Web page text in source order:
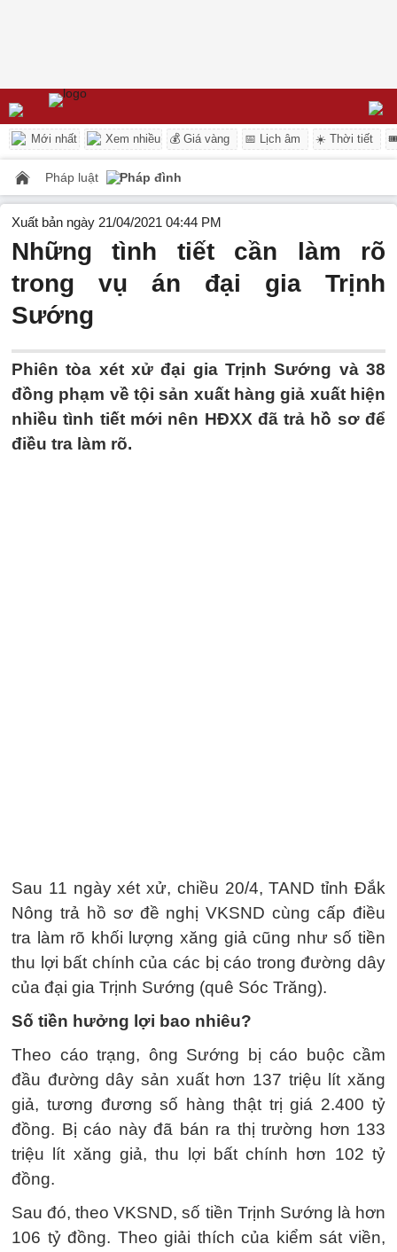
Mới nhất Xem nhiều 💰 Giá vàng 📅 Lịch âm ☀️ Thời tiết
Pháp luật Pháp đình
Xuất bản ngày 21/04/2021 04:44 PM
Những tình tiết cần làm rõ
trong vụ án đại gia Trịnh
Sướng
Phiên tòa xét xử đại gia Trịnh Sướng và 38
đồng phạm về tội sản xuất hàng giả xuất hiện
nhiều tình tiết mới nên HĐXX đã trả hồ sơ để
điều tra làm rõ.
Sau 11 ngày xét xử, chiều 20/4, TAND tỉnh Đắk
Nông trả hồ sơ đề nghị VKSND cùng cấp điều
tra làm rõ khối lượng xăng giả cũng như số tiền
thu lợi bất chính của các bị cáo trong đường dây
của đại gia Trịnh Sướng (quê Sóc Trăng).
Số tiền hưởng lợi bao nhiêu?
Theo cáo trạng, ông Sướng bị cáo buộc cầm
đầu đường dây sản xuất hơn 137 triệu lít xăng
giả, tương đương số hàng thật trị giá 2.400 tỷ
đồng. Bị cáo này đã bán ra thị trường hơn 133
triệu lít xăng giả, thu lợi bất chính hơn 102 tỷ
đồng.
Sau đó, theo VKSND, số tiền Trịnh Sướng là hơn
106 tỷ đồng. Theo giải thích của kiểm sát viền,